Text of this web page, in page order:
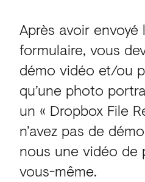
Après avoir envoyé
formulaire, vous
démo vidéo et/ou
qu’une photo
un « Dropbox File
n’avez pas de
nous une vidéo de
vous-même.